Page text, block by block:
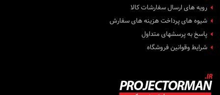
رویه های ارسال سفارشات کالا
شیوه های پرداخت هزینه های سفارش
پاسخ به پرسشهای متداول
شرایط وقوانین فروشگاه